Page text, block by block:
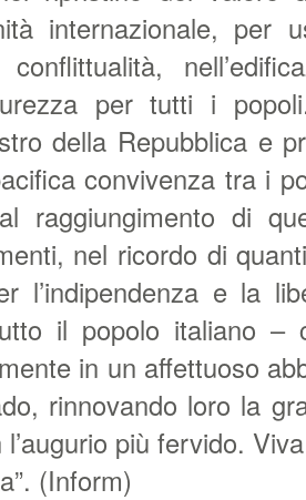
internazionale, per
conflittualità,
per tutti i
della Repubblica e
convivenza tra i
raggiungimento di
nel ricordo di
l’indipendenza e la
il popolo italiano –
in un affettuoso
rinnovando loro la
più fervido.
(Inform)